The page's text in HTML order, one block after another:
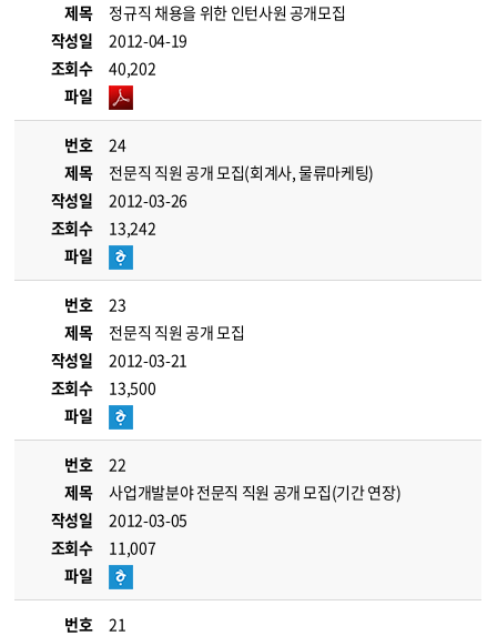
제목
정규직 채용을 위한 인턴사원 공개모집
작성일
2012-04-19
조회수
40,202
파일
번호
24
제목
전문직 직원 공개 모집(회계사, 물류마케팅)
작성일
2012-03-26
조회수
13,242
파일
번호
23
제목
전문직 직원 공개 모집
작성일
2012-03-21
조회수
13,500
파일
번호
22
제목
사업개발분야 전문직 직원 공개 모집(기간 연장)
작성일
2012-03-05
조회수
11,007
파일
번호
21